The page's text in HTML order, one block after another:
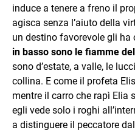
induce a tenere a freno il
agisca senza l’aiuto della
un destino favorevole gli ha
in basso sono le fiamme
sono d’estate, a valle, le
collina. E come il profeta
mentre il carro che rapì Elia
egli vede solo i roghi
a distinguere il peccatore